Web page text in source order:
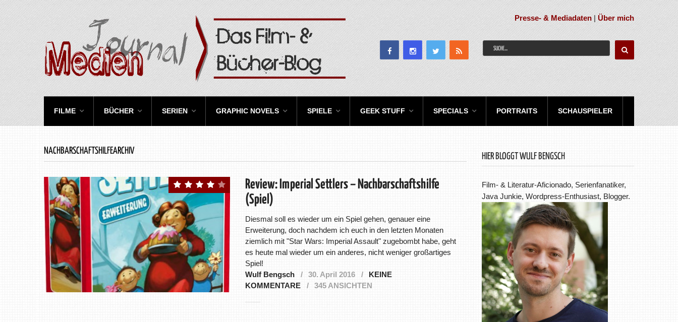
Presse- & Mediadaten |Über mich
FILME BÜCHER SERIEN GRAPHIC NOVELS SPIELE GEEK STUFF SPECIALS PORTRAITS SCHAUSPIELER
NACHBARSCHAFTSHILFEARCHIV
Review: Imperial Settlers – Nachbarschaftshilfe
(Spiel)
Diesmal soll es wieder um ein Spiel gehen, genauer eine
Erweiterung, doch nachdem ich euch in den letzten Monaten
ziemlich mit "Star Wars: Imperial Assault" zugebombt habe, geht
es heute mal wieder um ein anderes, nicht weniger großartiges
Spiel!
Wulf Bengsch
30. April 2016
KEINE
KOMMENTARE
345 ANSICHTEN
HIER BLOGGT WULF BENGSCH
Film- & Literatur-Aficionado, Serienfanatiker,
Java Junkie, Wordpress-Enthusiast, Blogger.